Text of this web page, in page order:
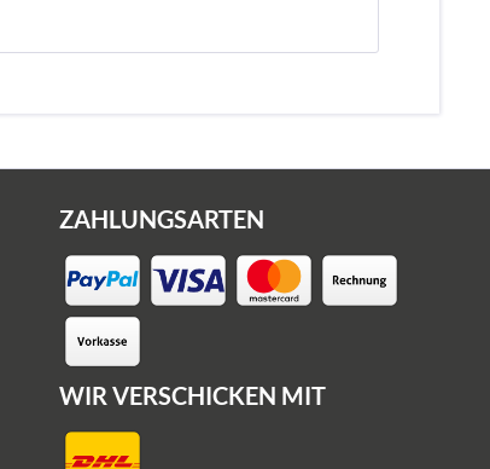
ZAHLUNGSARTEN
WIR VERSCHICKEN MIT